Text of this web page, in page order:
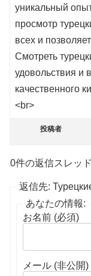
уникальный
просмотр
всех и
Смотреть
удовольствия и
качественного
<br>
投稿者
0件の返信スレッ
返信先:
あなたの情報:
お名前 (必須)
メール (非公開)